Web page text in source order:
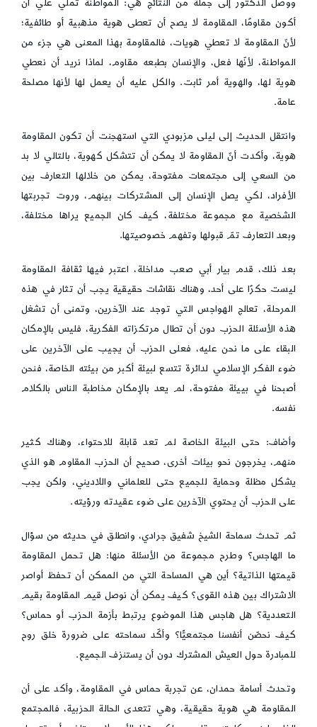
ووصل الدكتور إلى جملة من النتائج هي: المواطنة تملي علي أن
أكون مقاومًا، المقاومة لا يصح أن تعطى هوية مذهبية أو طائفية؛
لأنّ المقاومة لا تعطي هويات، فالمقاومة بهذا المعنى هي جزء من
المواطنة، لأنّها فعل، والإنسان بطبعه مقاوم، لماذا نريد أن نعطي
هوية لها، والهوية أمر ثابت. والكل عليه أن يعمل لها لأنها مصلحة
عامة.
وانتقل الحديث إلى ليلى مزبودي التي استهجنت أن تكون المقاومة
هوية، وأكدت أنّ المقاومة لا يمكن أن تتشكل كهوية، بالتالي لا بد
من السعي إلى مجتمعات مفتوحة، يمكن من خلالها التعارف بين
الأفراد، لكي يصل الإنسان إلى المشتركات بينهم، وروت تجربتها
الشخصية مع مجموعة مختلفة، كيف كان الجميع يراها مختلفة،
وبعد التعارف تمّ قبولها وتفهم خصوصيتها.
بعد ذلك، قدم بيار أبي صعب مداخلة، اعتبر فيها ثقافة المقاومة
ليست حكرًا على أحد، وهناك نقاشات حقيقية يجب أن تثار في هذه
المرحلة، تعالج الهواجس التي توجد عند الآخرين، وتمنى أن تشغل
هذه الأسئلة الحزب دون أن تطال مرتكزاته الفكرية، فليس بالإمكان
البقاء على ما نحن عليه، فعلى الحزب أن يجيب على الآخرين على
ضوء الفكر الإسلامي لدائرة تتسع لبيئة أكبر من بيئته الخاصة، فنحن
أصبحنا في بييئة مفتوحة، لم يعد بالإمكان مخاطبة الناس بالكلام
نفسه.
وأضاف: حتى البيئة الخاصة لم تعد قابلة للاحتواء، وهناك كثير
منهم، يخرجون نحو بيئات أخرى، صحيح أن الحزب المقاوم هو الذي
يشكل مظلة وحماية للجميع حتى للعلماني واللاديني، ولكن يجب
على الحزب أن يحتوي الآخرين على ضوء عقيدته ورؤيته.
ثم تحدث سماحة الشيخ شفيق جرادي، وانطلق في حديثه من سؤال
ما الهاجس؟ وطرح مجموعة من الأسئلة منها: هل تحمل المقاومة
قيمتها الذاتية؟ أين هي المساحة التي من الممكن أن تحفظ أواصر
الاشتراك بين هذه القوى؟ كيف يمكن أن نوصل قيم المقاومة بقيم
التعددية؟ هل هاجس هذا الموضوع يرتبط بأزمة الحزب أو حماس؟
كيف نحصّن أنفسنا مجتمعيًّا؟ وأكّد سماحته على ضرورة خلق روح
للمبادرة حول العيش المشترك دون أن يستنزف الجميع.
وتحدث أسامة حمدان، عن تجربة حماس في المقاومة، وأكد على أن
المقاومة هي هوية حقيقية، وهي تتعدى الحالة الحزبية، فالمجتمع